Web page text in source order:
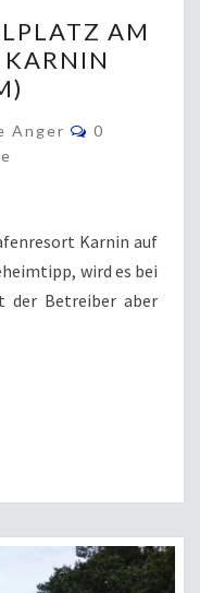
AM
KARNIN
Anger Kommentare
0
Karnin auf
wird es bei
der Betreiber aber